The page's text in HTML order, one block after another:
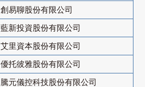
創易聊股份有限公司
藍新投資股份有限公司
艾里資本股份有限公司
優托彼雅股份有限公司
騰元儀控科技股份有限公司